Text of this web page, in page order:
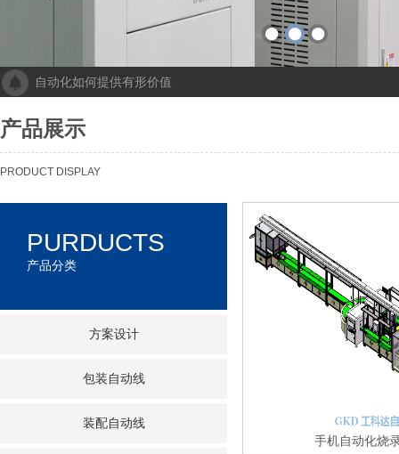
自动化如何提供有形价值
“未来工厂”啥样？机器人生“匠心”自动化会“上网”
个性化批量生产，灵活性显著提高！Faulhaber加速推动自动化生产
手机自动化烧
PURDUCTS
产品分类
方案设计
包装自动线
装配自动线
产品展示
PRODUCT DISPLAY